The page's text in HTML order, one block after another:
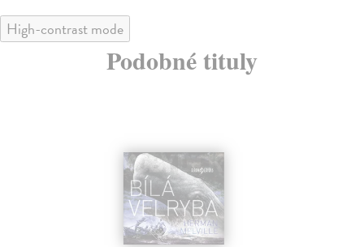
High-contrast mode
Podobné tituly